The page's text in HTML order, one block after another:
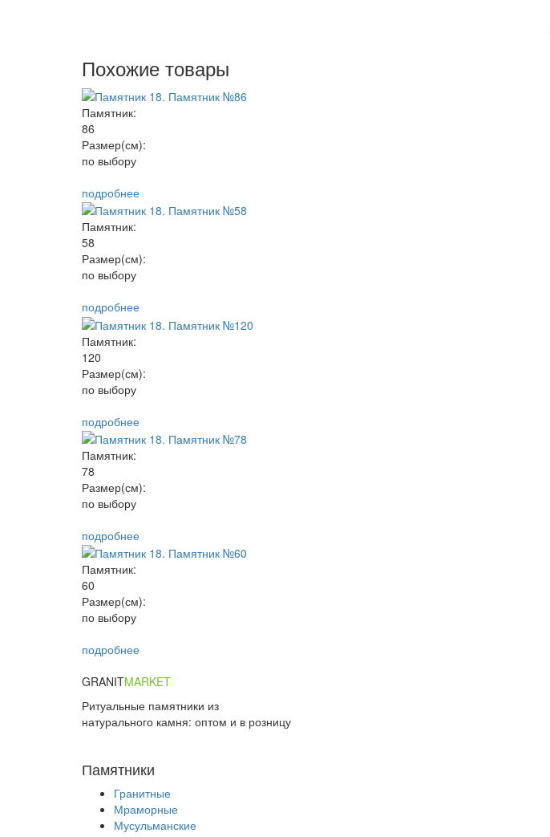
Похожие товары
Памятник:
86
Размер(см):
по выбору
подробнее
Памятник:
58
Размер(см):
по выбору
подробнее
Памятник:
120
Размер(см):
по выбору
подробнее
Памятник:
78
Размер(см):
по выбору
подробнее
Памятник:
60
Размер(см):
по выбору
подробнее
GRANITMARKET
Ритуальные памятники из
натурального камня: оптом и в розницу
Памятники
Гранитные
Мраморные
Мусульманские